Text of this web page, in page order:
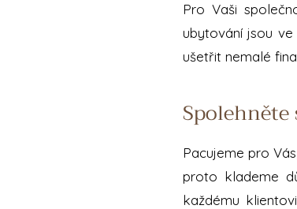
Pro Vaši
ubytování jsou
ušetřit nemalé
Pacujeme pro
proto klademe
každému